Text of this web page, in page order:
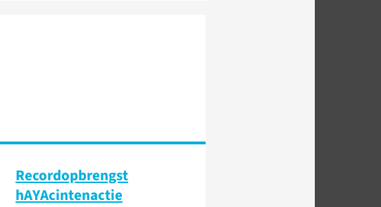
Recordopbrengst
hAYAcintenactie